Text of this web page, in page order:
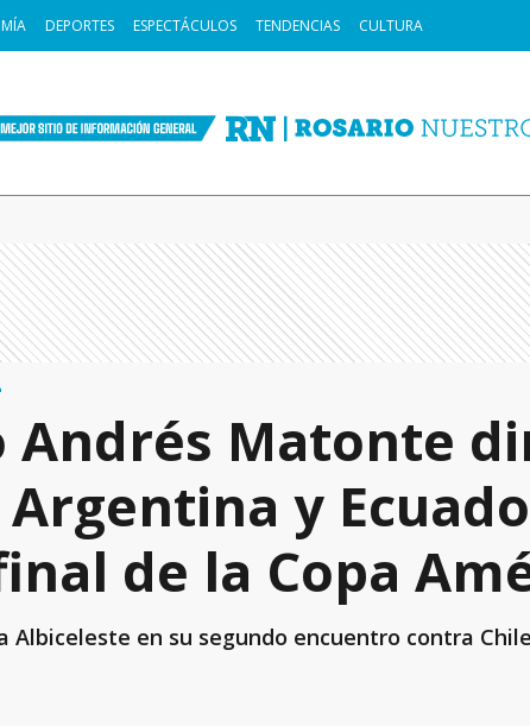
DEPORTES ESPECTÁCULOS TENDENCIAS CULTURA
Andrés Matonte
y
de la Copa
Albiceleste en su segundo encuentro contra